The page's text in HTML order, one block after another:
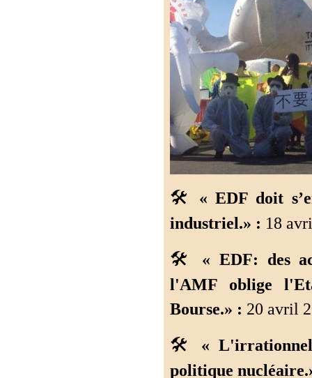
🛠️ « EDF doit
industriel.» : 18
🛠️
« EDF: des
l'AMF oblige
Bourse.» : 20 avril
🛠️ «
politique